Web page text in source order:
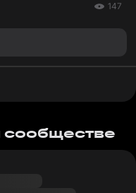
147
сообществе